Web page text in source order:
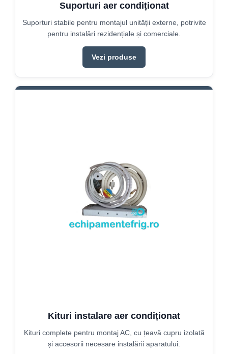
Suporturi aer condiționat
Suporturi stabile pentru montajul unității externe, potrivite
pentru instalări rezidențiale și comerciale.
Vezi produse
Kituri instalare aer condiționat
Kituri complete pentru montaj AC, cu țeavă cupru izolată
și accesorii necesare instalării aparatului.